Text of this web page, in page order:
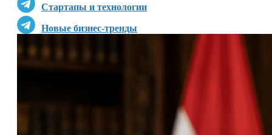
Стартапы и технологии
Новые бизнес-тренды